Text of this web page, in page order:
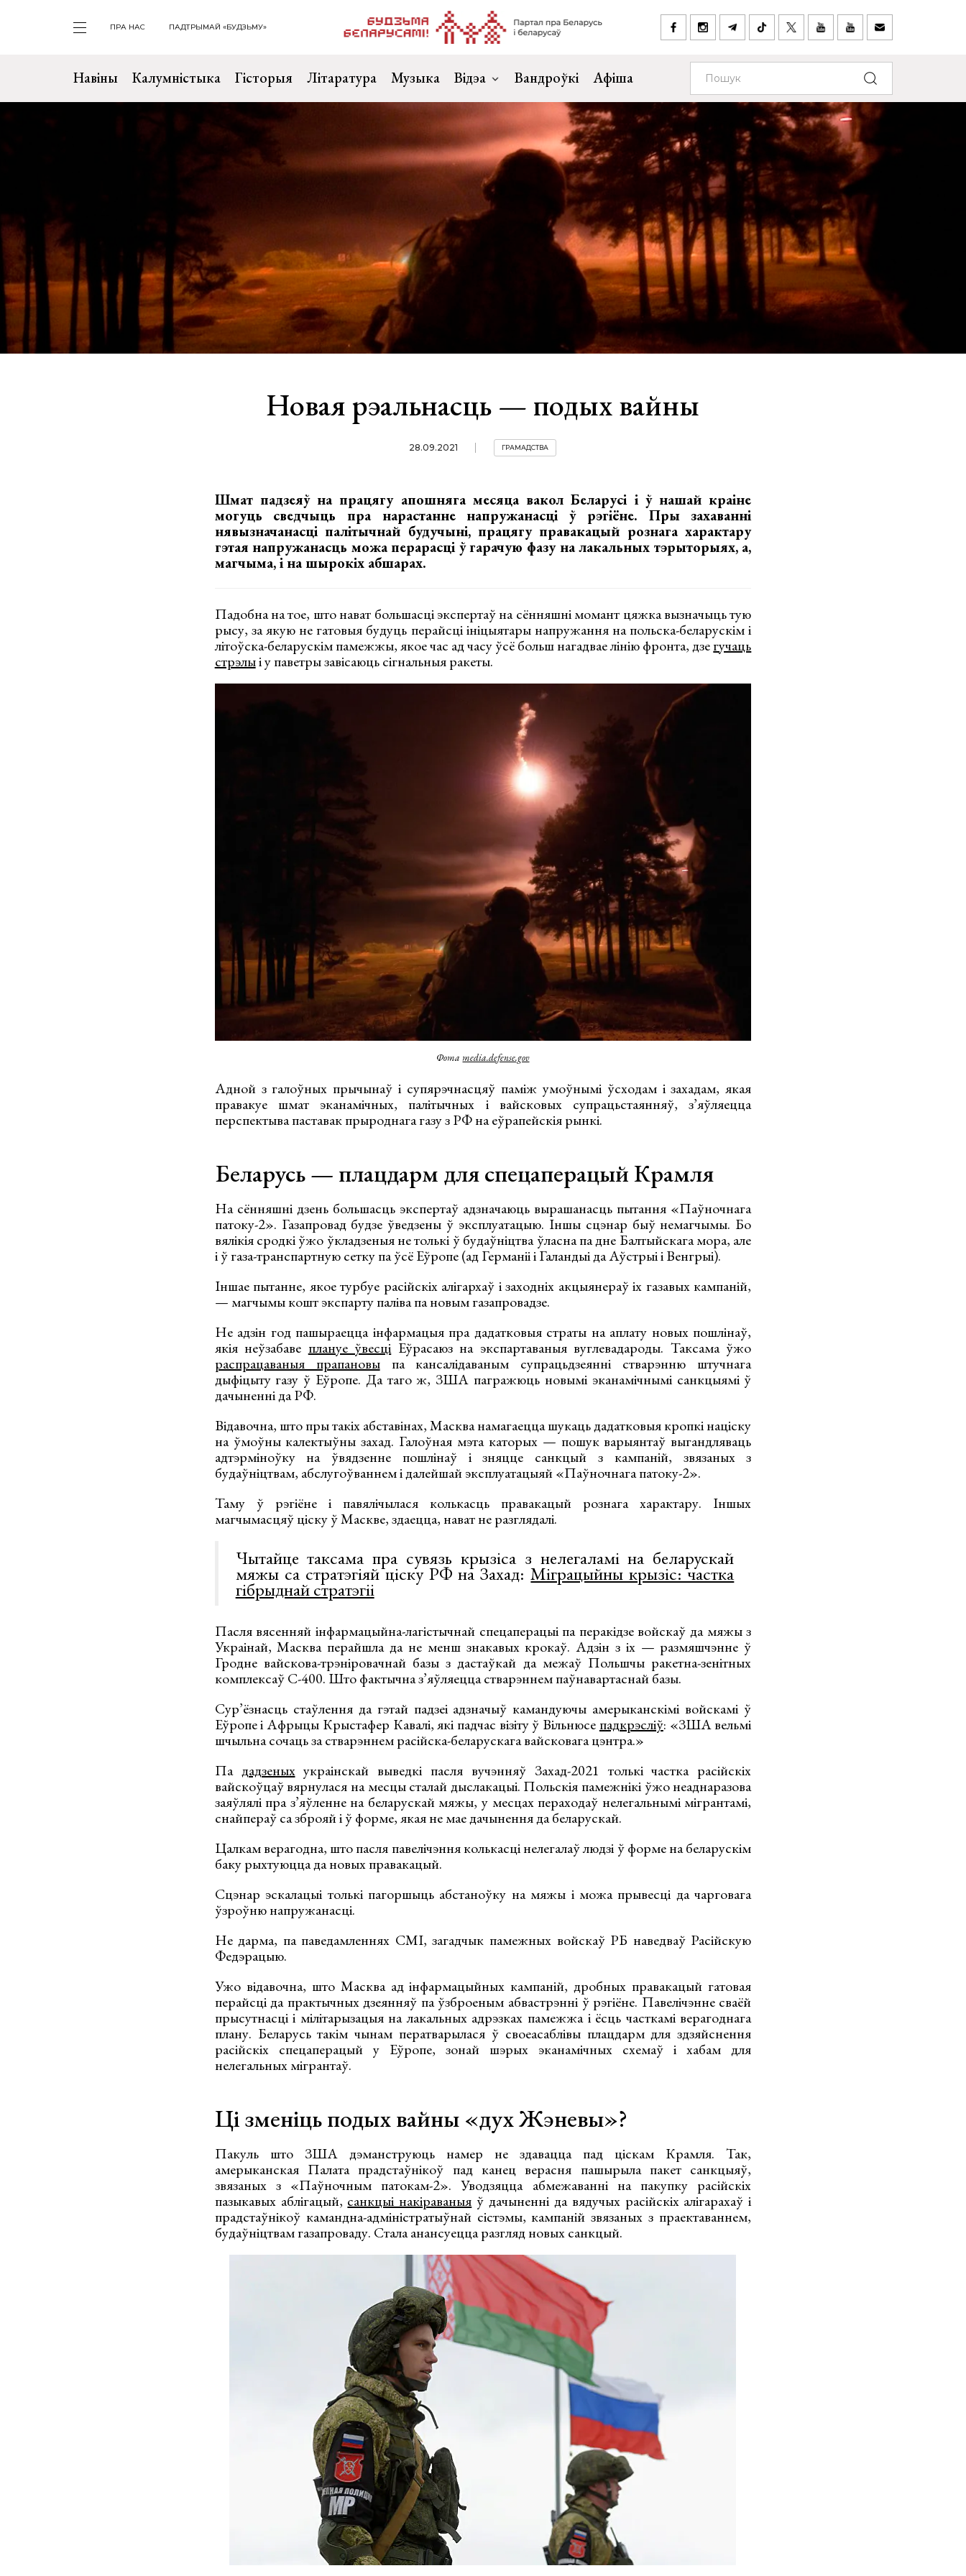
ПРА НАС ПАДТРЫМАЙ «БУДЗЬМУ»
Навіны Калумністыка Гісторыя Літаратура Музыка Відэа Вандроўкі Афіша
Новая рэальнасць — подых вайны
28.09.2021 ГРАМАДСТВА
Шмат падзеяў на працягу апошняга месяца вакол Беларусі і ў нашай краіне
могуць сведчыць пра нарастанне напружанасці ў рэгіёне. Пры захаванні
нявызначанасці палітычнай будучыні, працягу правакацый рознага характару
гэтая напружанасць можа перарасці ў гарачую фазу на лакальных тэрыторыях, а,
магчыма, і на шырокіх абшарах.
Падобна на тое, што нават большасці экспертаў на сённяшні момант цяжка вызначыць тую
рысу, за якую не гатовыя будуць перайсці ініцыятары напружання на польска-беларускім і
літоўска-беларускім памежжы, якое час ад часу ўсё больш нагадвае лінію фронта, дзегучаць
стрэлыі у паветры завісаюць сігнальныя ракеты.
Фотаmedia.defense.gov
Адной з галоўных прычынаў і супярэчнасцяў паміж умоўнымі ўсходам і захадам, якая
правакуе шмат эканамічных, палітычных і вайсковых супрацьстаянняў, з’яўляецца
перспектыва паставак прыроднага газу з РФ на еўрапейскія рынкі.
Беларусь — плацдарм для спецаперацый Крамля
На сённяшні дзень большасць экспертаў адзначаюць вырашанасць пытання «Паўночнага
патоку-2». Газапровад будзе ўведзены ў эксплуатацыю. Іншы сцэнар быў немагчымы. Бо
вялікія сродкі ўжо ўкладзеныя не толькі ў будаўніцтва ўласна па дне Балтыйскага мора, але
і ў газа-транспартную сетку па ўсё Еўропе (ад Германіі і Галандыі да Аўстрыі і Венгрыі).
Іншае пытанне, якое турбуе расійскіх алігархаў і заходніх акцыянераў іх газавых кампаній,
— магчымы кошт экспарту паліва па новым газапровадзе.
Не адзін год пашыраецца інфармацыя пра дадатковыя страты на аплату новых пошлінаў,
якія неўзабаве плануе ўвесціЕўрасаюз на экспартаваныя вуглевадароды. Таксама ўжо
распрацаваныя прапановыпа кансалідаваным супрацьдзеянні стварэнню штучнага
дыфіцыту газу ў Еўропе. Да таго ж, ЗША пагражюць новымі эканамічнымі санкцыямі ў
дачыненні да РФ.
Відавочна, што пры такіх абставінах, Масква намагаецца шукаць дадатковыя кропкі націску
на ўмоўны калектыўны захад. Галоўная мэта каторых — пошук варыянтаў выгандляваць
адтэрміноўку на ўвядзенне пошлінаў і зняцце санкцый з кампаній, звязаных з
будаўніцтвам, абслугоўваннем і далейшай эксплуатацыяй «Паўночнага патоку-2».
Таму ў рэгіёне і павялічылася колькасць правакацый рознага характару. Іншых
магчымасцяў ціску ў Маскве, здаецца, нават не разглядалі.
Чытайце таксама пра сувязь крызіса з нелегаламі на беларускай
мяжы са стратэгіяй ціску РФ на Захад:Міграцыйны крызіс: частка
гібрыднай стратэгіі
Пасля вясенняй інфармацыйна-лагістычнай спецаперацыі па перакідзе войскаў да мяжы з
Украінай, Масква перайшла да не менш знакавых крокаў. Адзін з іх — размяшчэнне ў
Гродне вайскова-трэніровачнай базы з дастаўкай да межаў Польшчы ракетна-зенітных
комплексаў С-400. Што фактычна з’яўляецца стварэннем паўнавартаснай базы.
Сур’ёзнасць стаўлення да гэтай падзеі адзначыў камандуючы амерыканскімі войскамі ў
Еўропе і Афрыцы Крыстафер Кавалі, які падчас візіту ў Вільнюсе падкрэсліў: «ЗША вельмі
шчыльна сочаць за стварэннем расійска-беларускага вайсковага цэнтра.»
Па дадзеныхукраінскай выведкі пасля вучэнняў Захад-2021 толькі частка расійскіх
вайскоўцаў вярнулася на месцы сталай дыслакацыі. Польскія памежнікі ўжо неаднаразова
заяўлялі пра з’яўленне на беларускай мяжы, у месцах пераходаў нелегальнымі мігрантамі,
снайпераў са зброяй і ў форме, якая не мае дачынення да беларускай.
Цалкам верагодна, што пасля павелічэння колькасці нелегалаў людзі ў форме на беларускім
баку рыхтуюцца да новых правакацый.
Сцэнар эскалацыі толькі пагоршыць абстаноўку на мяжы і можа прывесці да чарговага
ўзроўню напружанасці.
Не дарма, па паведамленнях СМІ, загадчык памежных войскаў РБ наведваў Расійскую
Федэрацыю.
Ужо відавочна, што Масква ад інфармацыйных кампаній, дробных правакацый гатовая
перайсці да практычных дзеянняў па ўзброеным абвастрэнні ў рэгіёне. Павелічэнне сваёй
прысутнасці і мілітарызацыя на лакальных адрэзках памежжа і ёсць часткамі верагоднага
плану. Беларусь такім чынам ператварылася ў своеасаблівы плацдарм для здзяйснення
расійскіх спецаперацый у Еўропе, зонай шэрых эканамічных схемаў і хабам для
нелегальных мігрантаў.
Ці зменіць подых вайны «дух Жэневы»?
Пакуль што ЗША дэманструюць намер не здавацца пад ціскам Крамля. Так,
амерыканская Палата прадстаўнікоў пад канец верасня пашырыла пакет санкцыяў,
звязаных з «Паўночным патокам-2». Уводзяцца абмежаванні на пакупку расійскіх
пазыкавых аблігацый, санкцыі накіраваныя ў дачыненні да вядучых расійскіх алігарахаў і
прадстаўнікоў камандна-адміністратыўнай сістэмы, кампаній звязаных з праектаваннем,
будаўніцтвам газапроваду. Стала анансуецца разгляд новых санкцый.